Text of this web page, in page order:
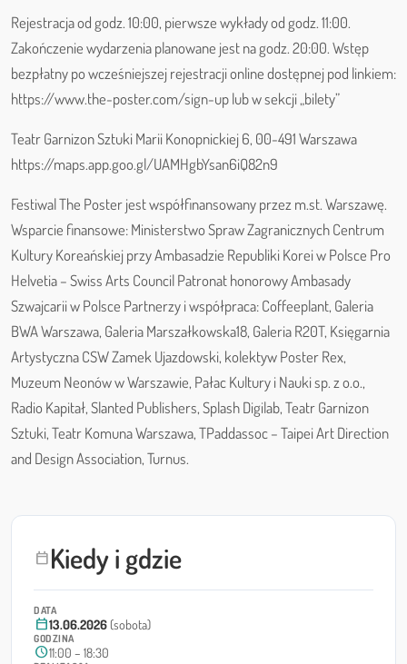
calendar_todayKiedy i gdzie
DATA
calendar_today13.06.2026 (sobota)
GODZINA
schedule11:00 – 18:30
Rejestracja od godz. 10:00, pierwsze wykłady od godz. 11:00.
Zakończenie wydarzenia planowane jest na godz. 20:00. Wstęp
bezpłatny po wcześniejszej rejestracji online dostępnej pod linkiem:
https://www.the-poster.com/sign-up lub w sekcji „bilety”
Teatr Garnizon Sztuki Marii Konopnickiej 6, 00-491 Warszawa
https://maps.app.goo.gl/UAMHgbYsan6iQ82n9
Festiwal The Poster jest współfinansowany przez m.st. Warszawę.
Wsparcie finansowe: Ministerstwo Spraw Zagranicznych Centrum
Kultury Koreańskiej przy Ambasadzie Republiki Korei w Polsce Pro
Helvetia – Swiss Arts Council Patronat honorowy Ambasady
Szwajcarii w Polsce Partnerzy i współpraca: Coffeeplant, Galeria
BWA Warszawa, Galeria Marszałkowska18, Galeria R20T, Księgarnia
Artystyczna CSW Zamek Ujazdowski, kolektyw Poster Rex,
Muzeum Neonów w Warszawie, Pałac Kultury i Nauki sp. z o.o.,
Radio Kapitał, Slanted Publishers, Splash Digilab, Teatr Garnizon
Sztuki, Teatr Komuna Warszawa, TPaddassoc – Taipei Art Direction
and Design Association, Turnus.